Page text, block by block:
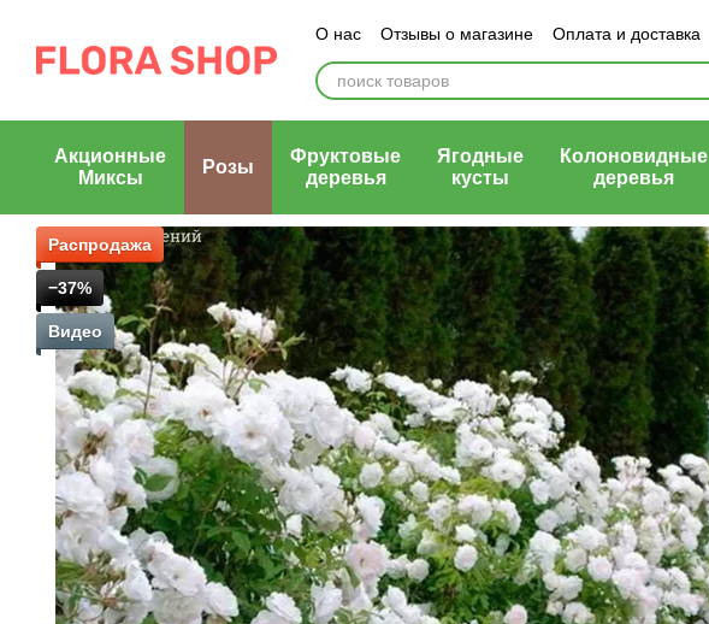
О нас Отзывы о магазине Оплата и доставка
Блог магазина
Публичный договор (оферта)
Акционные
Миксы
Розы
Фруктовые
деревья
Ягодные
кусты
Колоновидные
деревья
Распродажа
−37%
Видео